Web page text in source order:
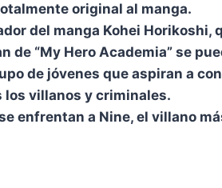
original al manga.
del manga Kohei Horikoshi,
“My Hero Academia” se
de jóvenes que aspiran a
los villanos y criminales.
enfrentan a Nine, el villano